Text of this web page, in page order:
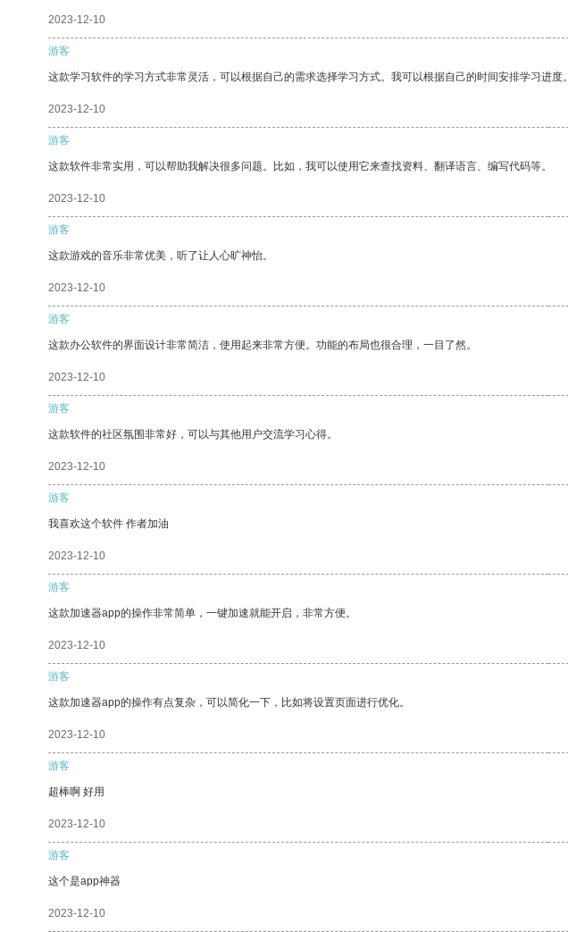
2023-12-10
游客
这款学习软件的学习方式非常灵活，可以根据自己的需求选择学习方式。我可以根据自己的时间安排学习进度。
2023-12-10
游客
这款软件非常实用，可以帮助我解决很多问题。比如，我可以使用它来查找资料、翻译语言、编写代码等。
2023-12-10
游客
这款游戏的音乐非常优美，听了让人心旷神怡。
2023-12-10
游客
这款办公软件的界面设计非常简洁，使用起来非常方便。功能的布局也很合理，一目了然。
2023-12-10
游客
这款软件的社区氛围非常好，可以与其他用户交流学习心得。
2023-12-10
游客
我喜欢这个软件 作者加油
2023-12-10
游客
这款加速器app的操作非常简单，一键加速就能开启，非常方便。
2023-12-10
游客
这款加速器app的操作有点复杂，可以简化一下，比如将设置页面进行优化。
2023-12-10
游客
超棒啊 好用
2023-12-10
游客
这个是app神器
2023-12-10